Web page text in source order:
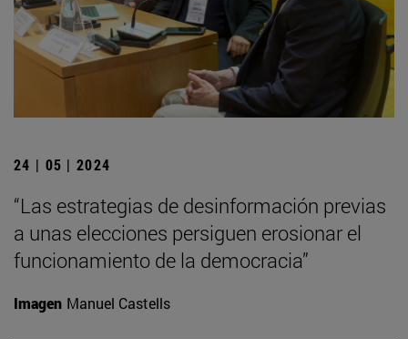
24 | 05 | 2024
“Las estrategias de desinformación previas
a unas elecciones persiguen erosionar el
funcionamiento de la democracia”
Imagen Manuel Castells